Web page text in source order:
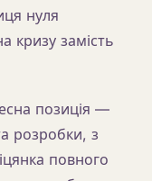
нуля
кризу замість
позиція —
розробки, з
повного